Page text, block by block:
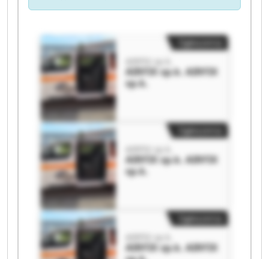
AIRFIX sp.k.
AIRFIX sp.k. AIRFIX
sp.k.
AIRFIX sp.k.
AIRFIX sp.k. AIRFIX
sp.k.
Ogłoszenia
AIRFIX sp.k.
AIRFIX sp.k. AIRFIX
Ogłoszenia